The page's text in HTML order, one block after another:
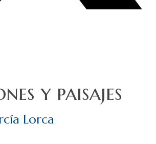
y paisajes
Lorca